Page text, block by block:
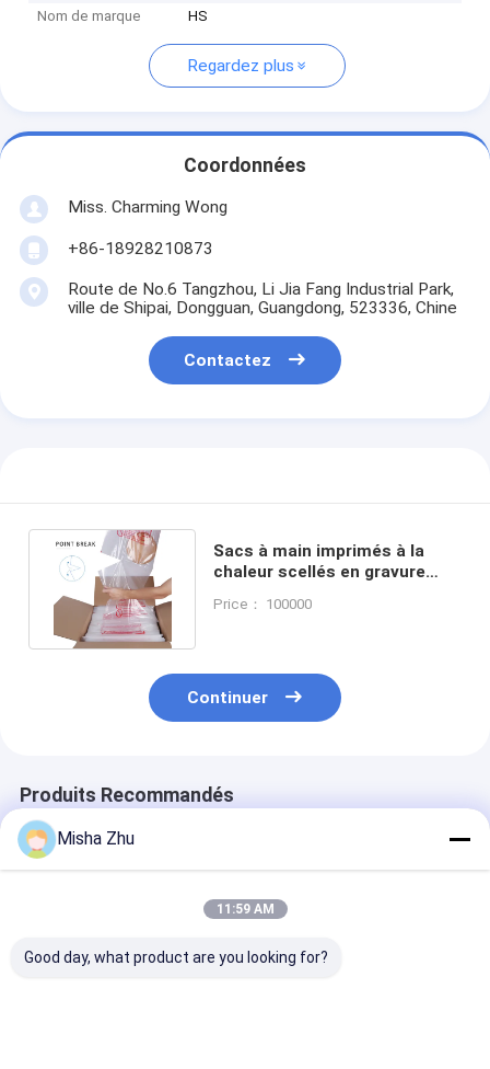
Nom de marque
HS
Regardez plus
Coordonnées
Miss. Charming Wong
+86-18928210873
Route de No.6 Tangzhou, Li Jia Fang Industrial Park,
ville de Shipai, Dongguan, Guangdong, 523336, Chine
Contactez
Sacs à main imprimés à la
chaleur scellés en gravure
Price： 100000
Continuer
Produits Recommandés
Misha Zhu
11:59 AM
Good day, what product are you looking for?